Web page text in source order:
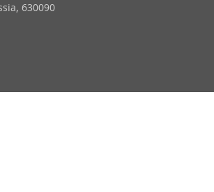
630090